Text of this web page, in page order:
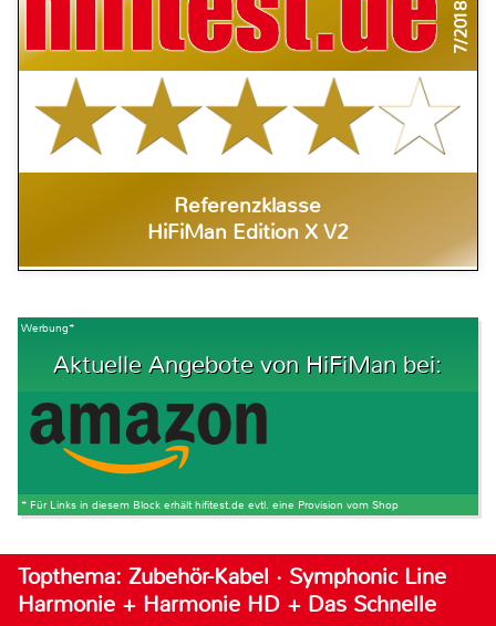
7/2018
Referenzklasse
HiFiMan Edition X V2
Werbung*
Aktuelle Angebote von HiFiMan bei:
* Für Links in diesem Block erhält hifitest.de evtl. eine Provision vom Shop
Topthema: Zubehör-Kabel · Symphonic Line
Harmonie + Harmonie HD + Das Schnelle